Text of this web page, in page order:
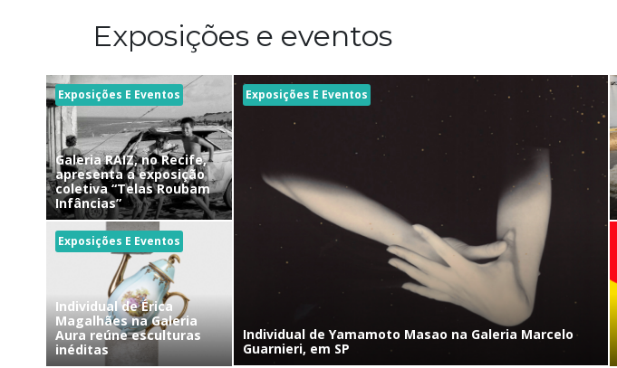
Exposições e eventos
Exposições E Eventos
Galeria RAIZ, no Recife,
apresenta a exposição
coletiva “Telas Roubam
Infâncias”
Exposições E Eventos
Individual de Érica
Magalhães na Galeria
Aura reúne esculturas
inéditas
Exposições E Eventos
Individual de Yamamoto Masao na Galeria Marcelo
Guarnieri, em SP